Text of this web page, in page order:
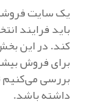
یک سایت
باید فرایند
کند. در این
برای فروش
بررسی می‌کنیم
داشته باشد.